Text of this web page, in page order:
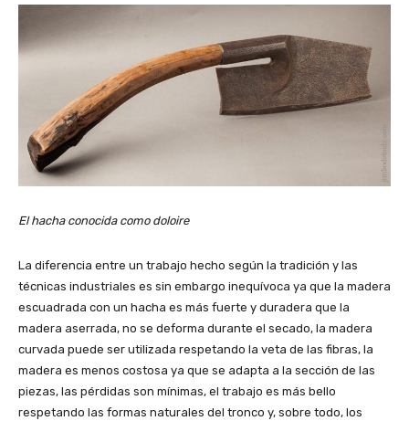
El hacha conocida como doloire
La diferencia entre un trabajo hecho según la tradición y las
técnicas industriales es sin embargo inequívoca ya que la madera
escuadrada con un hacha es más fuerte y duradera que la
madera aserrada, no se deforma durante el secado, la madera
curvada puede ser utilizada respetando la veta de las fibras, la
madera es menos costosa ya que se adapta a la sección de las
piezas, las pérdidas son mínimas, el trabajo es más bello
respetando las formas naturales del tronco y, sobre todo, los